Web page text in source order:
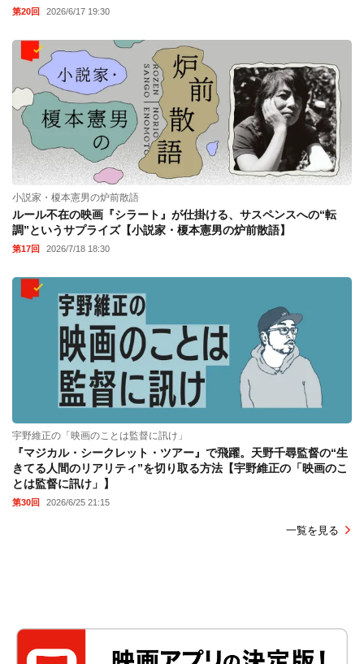
第20回 2026/6/17 19:30
小説家・榎本憲男の炉前散語
ルール不在の映画『シラート』が仕掛ける、サスペンスへの“転
調”というサプライズ【小説家・榎本憲男の炉前散語】
第17回 2026/7/18 18:30
宇野維正の「映画のことは監督に訊け」
『マジカル・シークレット・ツアー』で飛躍。天野千尋監督の“生
きてる人間のリアリティ”を切り取る方法【宇野維正の「映画のこ
とは監督に訊け」】
第30回 2026/6/25 21:15
一覧を見る